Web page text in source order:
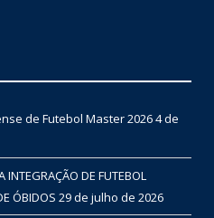
de Futebol Master 20264 de
INTEGRAÇÃO DE FUTEBOL
ÓBIDOS 29 de julho de 2026